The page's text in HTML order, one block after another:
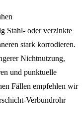
Stahl- oder verzinkte
stark korrodieren.
Nichtnutzung,
und punktuelle
Fällen empfehlen wir
Verbundrohr